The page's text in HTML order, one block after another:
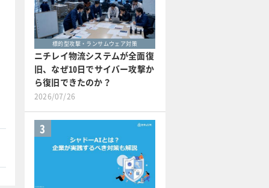
標的型攻撃・ランサムウェア対策
ニチレイ物流システムが全面復
旧、なぜ10日でサイバー攻撃か
ら復旧できたのか？
2026/07/26
3